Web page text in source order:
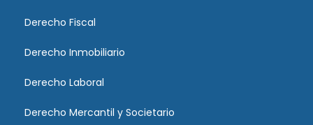
Derecho Fiscal
Derecho Inmobiliario
Derecho Laboral
Derecho Mercantil y Societario